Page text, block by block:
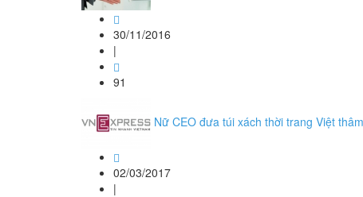
30/11/2016
|
91
Nữ CEO đưa túi xách thời trang Việt
02/03/2017
|